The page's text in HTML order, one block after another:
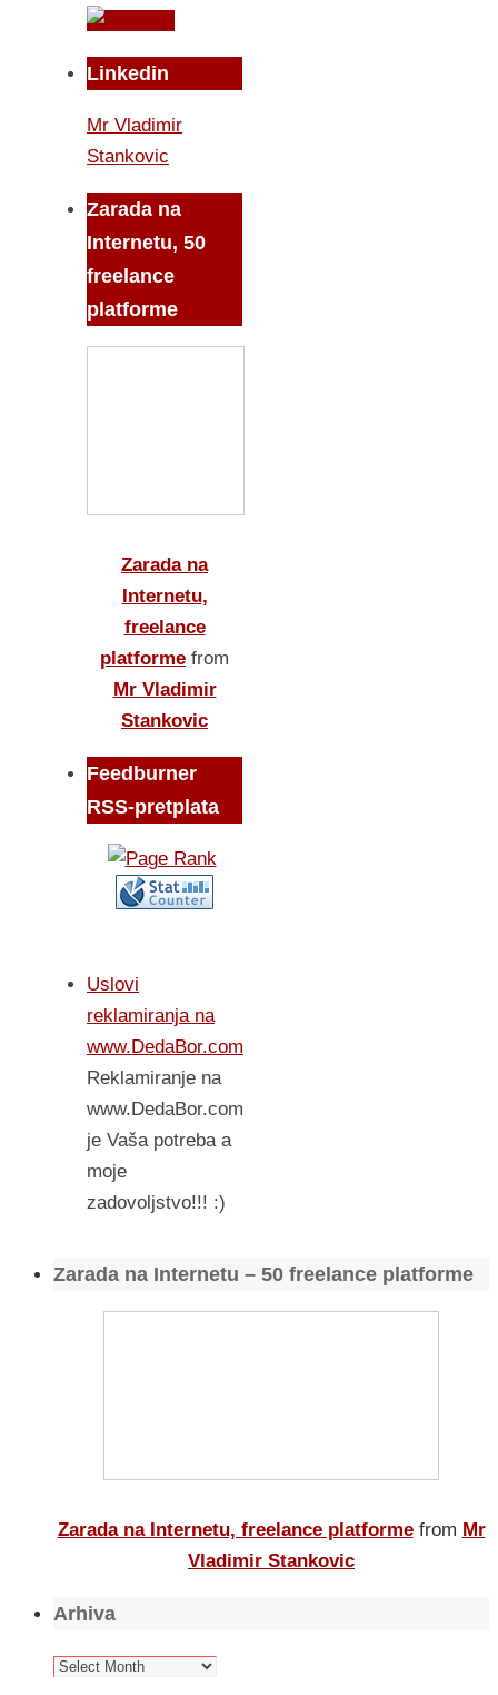
Linkedin
Mr Vladimir
Stankovic
Zarada na
Internetu, 50
freelance
platforme
Zarada na
Internetu,
freelance
platforme from
Mr Vladimir
Stankovic
Feedburner
RSS-pretplata
Uslovi
reklamiranja na
www.DedaBor.com
Reklamiranje na
www.DedaBor.com
je Vaša potreba a
moje
zadovoljstvo!!! :)
Zarada na Internetu – 50 freelance platforme
Zarada na Internetu, freelance platforme from Mr
Vladimir Stankovic
Arhiva
Arhiva